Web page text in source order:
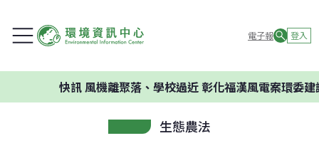
電子報 登入
快訊風機離聚落、學校過近 彰化福漢風電案環委建議不
生態農法